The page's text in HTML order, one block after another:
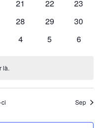
0
21
0
22
0
23
0
28
0
29
0
30
0
4
0
5
0
6
là.
Sep